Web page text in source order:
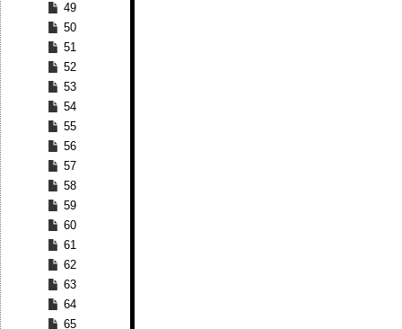
49
50
51
52
53
54
55
56
57
58
59
60
61
62
63
64
65